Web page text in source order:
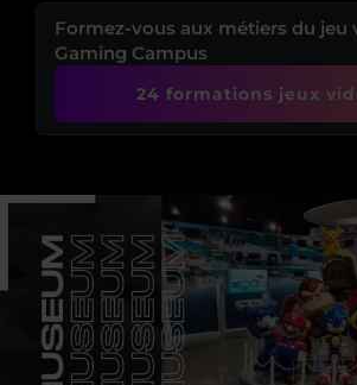
Formez-vous aux métiers du jeu
Gaming Campus
24 formations jeux